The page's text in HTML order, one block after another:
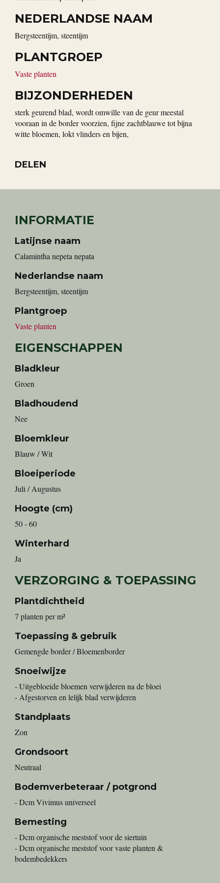
NEDERLANDSE NAAM
bergsteentijm, steentijm
PLANTGROEP
Vaste planten
BIJZONDERHEDEN
sterk geurend blad, wordt omwille van de geur meestal
vooraan in de border voorzien, fijne zachtblauwe tot bijna
witte bloemen, lokt vlinders en bijen,
DELEN
INFORMATIE
Latijnse naam
Calamintha nepeta nepata
Nederlandse naam
bergsteentijm, steentijm
Plantgroep
Vaste planten
EIGENSCHAPPEN
Bladkleur
Groen
Bladhoudend
Nee
Bloemkleur
Blauw / Wit
Bloeiperiode
Juli / Augustus
Hoogte (cm)
50 - 60
Winterhard
Ja
VERZORGING & TOEPASSING
Plantdichtheid
7 planten per m²
Toepassing & gebruik
Gemengde border / Bloemenborder
Snoeiwijze
- Uitgebloeide bloemen verwijderen na de bloei
- Afgestorven en lelijk blad verwijderen
Standplaats
Zon
Grondsoort
Neutraal
Bodemverbeteraar / potgrond
- Dcm Vivimus universeel
Bemesting
- Dcm organische meststof voor de siertuin
- Dcm organische meststof voor vaste planten &
bodembedekkers